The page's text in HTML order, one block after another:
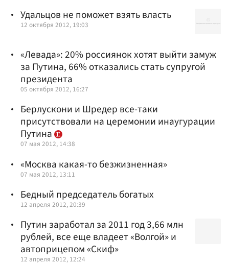
Удальцов не поможет взять власть
12 октября 2012, 19:03
«Левада»: 20% россиянок хотят выйти замуж
за Путина, 66% отказались стать супругой
президента
05 октября 2012, 16:27
Берлускони и Шредер все-таки
присутствовали на церемонии инаугурации
Путина
07 мая 2012, 14:38
«Москва какая-то безжизненная»
07 мая 2012, 13:11
Бедный председатель богатых
12 апреля 2012, 20:39
Путин заработал за 2011 год 3,66 млн
рублей, все еще владеет «Волгой» и
автоприцепом «Скиф»
12 апреля 2012, 12:24